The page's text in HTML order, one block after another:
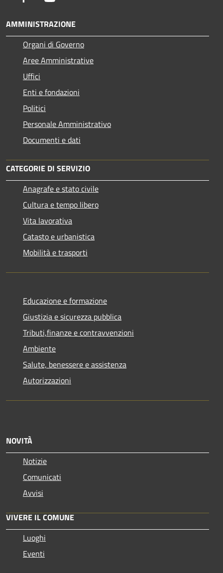
AMMINISTRAZIONE
Organi di Governo
Aree Amministrative
Uffici
Enti e fondazioni
Politici
Personale Amministrativo
Documenti e dati
CATEGORIE DI SERVIZIO
Anagrafe e stato civile
Cultura e tempo libero
Vita lavorativa
Catasto e urbanistica
Mobilità e trasporti
Educazione e formazione
Giustizia e sicurezza pubblica
Tributi,finanze e contravvenzioni
Ambiente
Salute, benessere e assistenza
Autorizzazioni
NOVITÀ
Notizie
Comunicati
Avvisi
VIVERE IL COMUNE
Luoghi
Eventi